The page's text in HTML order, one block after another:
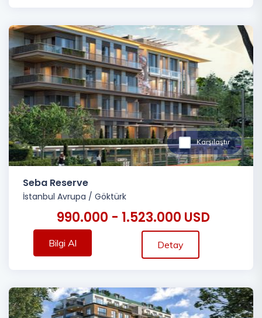
Karşılaştır
Seba Reserve
İstanbul Avrupa / Göktürk
990.000 - 1.523.000 USD
Bilgi Al Detay